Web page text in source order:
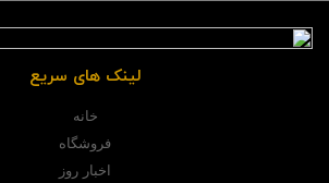
لینک های سریع
خانه
فروشگاه
اخبار روز